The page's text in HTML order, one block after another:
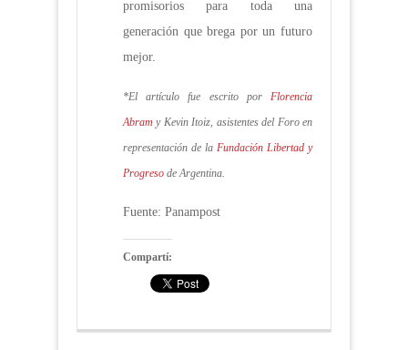
promisorios para toda una
generación que brega por un futuro
mejor.
*El artículo fue escrito por Florencia
Abram y Kevin Itoiz, asistentes del Foro en
representación de la Fundación Libertad y
Progreso de Argentina.
Fuente: Panampost
Compartí: